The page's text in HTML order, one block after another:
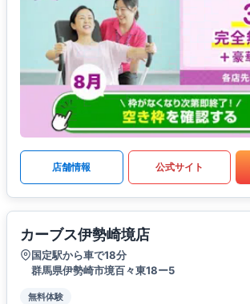
店舗情報 公式サイト
カーブス伊勢崎境店
国定駅から車で18分
群馬県伊勢崎市境百々東18ー5
無料体験